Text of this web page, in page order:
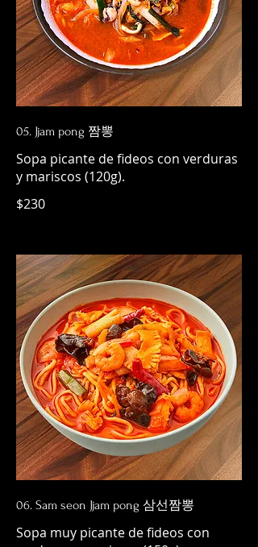
05. Jjam pong 짬뽕
Sopa picante de fideos con verduras
y mariscos (120g).
$230
06. Sam seon Jjam pong 삼선짬뽕
Sopa muy picante de fideos con